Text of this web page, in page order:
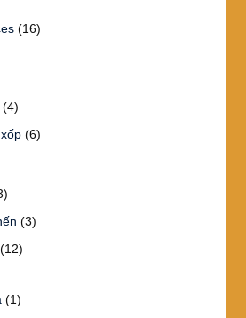
(16)
(4)
(6)
(3)
(12)
(1)